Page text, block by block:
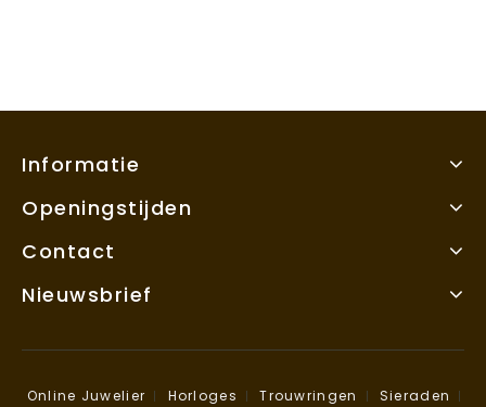
Informatie
Openingstijden
Contact
Nieuwsbrief
Online Juwelier Horloges Trouwringen Sieraden